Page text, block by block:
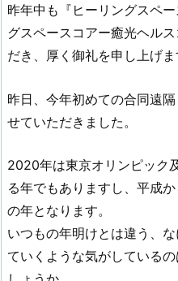
昨年中も『ヒーリングスペ
グスペースコアー癒光ヘル
だき、厚く御礼を申し上げま
昨日、今年初めての合同遠
せていただきました。
2020年は東京オリンピック
る年でもありますし、平成
の年となります。
いつもの年明けとは違う、
ていくような気がしている